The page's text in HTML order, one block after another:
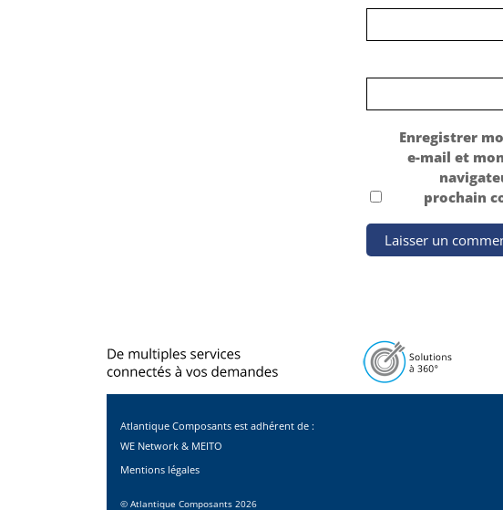
Enregistrer
e-mail et
prochain
Atlantique Composants est adhérent de :
WE Network & MEITO
Mentions légales
© Atlantique Composants 2026